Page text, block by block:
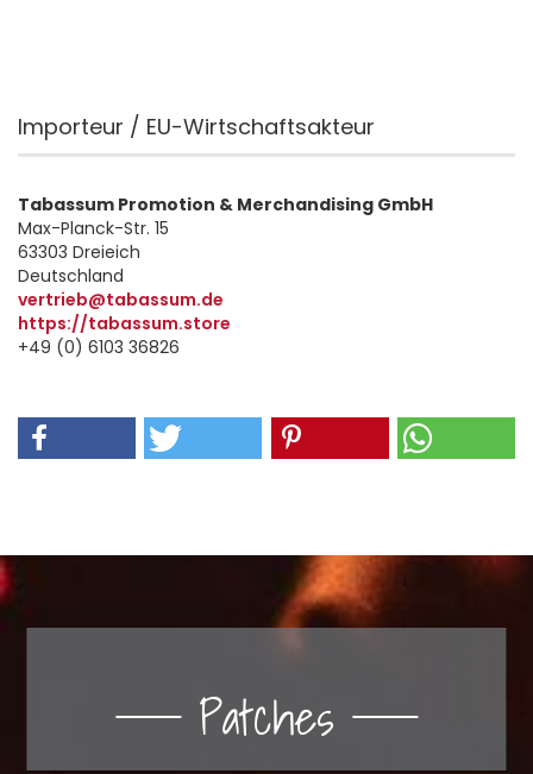
Importeur / EU-Wirtschaftsakteur
Tabassum Promotion & Merchandising GmbH
Max-Planck-Str. 15
63303 Dreieich
Deutschland
vertrieb@tabassum.de
https://tabassum.store
+49 (0) 6103 36826
Patches